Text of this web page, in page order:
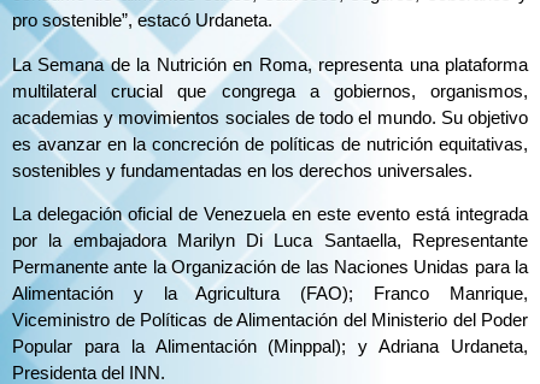
pro sostenible”, estacó Urdaneta.
La Semana de la Nutrición en Roma, representa una plataforma
multilateral crucial que congrega a gobiernos, organismos,
academias y movimientos sociales de todo el mundo. Su objetivo
es avanzar en la concreción de políticas de nutrición equitativas,
sostenibles y fundamentadas en los derechos universales.
La delegación oficial de Venezuela en este evento está integrada
por la embajadora Marilyn Di Luca Santaella, Representante
Permanente ante la Organización de las Naciones Unidas para la
Alimentación y la Agricultura (FAO); Franco Manrique,
Viceministro de Políticas de Alimentación del Ministerio del Poder
Popular para la Alimentación (Minppal); y Adriana Urdaneta,
Presidenta del INN.